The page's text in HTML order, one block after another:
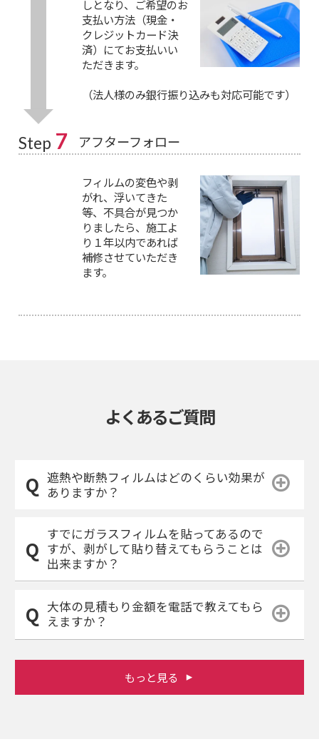
しとなり、ご希望のお
支払い方法（現金・
クレジットカード決
済）にてお支払いい
ただきます。
（法人様のみ銀行振り込みも対応可能です）
Step 7 アフターフォロー
フィルムの変色や剥
がれ、浮いてきた
等、不具合が見つか
りましたら、施工よ
り１年以内であれば
補修させていただき
ます。
よくあるご質問
遮熱や断熱フィルムはどのくらい効果が
ありますか？
すでにガラスフィルムを貼ってあるので
すが、剥がして貼り替えてもらうことは
出来ますか？
大体の見積もり金額を電話で教えてもら
えますか？
もっと見る